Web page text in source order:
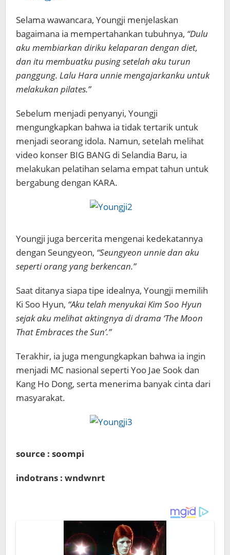
Selama wawancara, Youngji menjelaskan
bagaimana ia mempertahankan tubuhnya, “Dulu
aku membiarkan diriku kelaparan dengan diet,
dan itu membuatku pusing setelah aku turun
panggung. Lalu Hara unnie mengajarkanku untuk
melakukan pilates.”
Sebelum menjadi penyanyi, Youngji
mengungkapkan bahwa ia tidak tertarik untuk
menjadi seorang idola. Namun, setelah melihat
video konser BIG BANG di Selandia Baru, ia
melakukan pelatihan selama empat tahun untuk
bergabung dengan KARA.
Youngji juga bercerita mengenai kedekatannya
dengan Seungyeon, “Seungyeon unnie dan aku
seperti orang yang berkencan.”
Saat ditanya siapa tipe idealnya, Youngji memilih
Ki Soo Hyun, “Aku telah menyukai Kim Soo Hyun
sejak aku melihat aktingnya di drama ‘The Moon
That Embraces the Sun’.”
Terakhir, ia juga mengungkapkan bahwa ia ingin
menjadi MC nasional seperti Yoo Jae Sook dan
Kang Ho Dong, serta menerima banyak cinta dari
masyarakat.
source : soompi
indotrans : wndwnrt